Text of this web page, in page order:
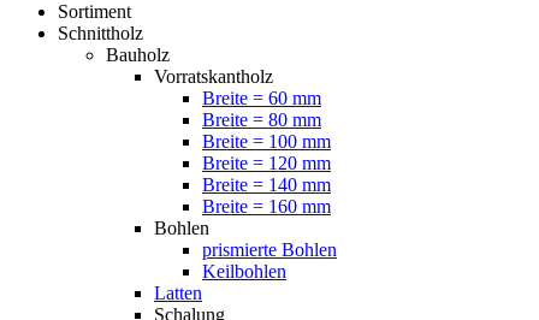
Sortiment
Schnittholz
Bauholz
Vorratskantholz
Breite = 60 mm
Breite = 80 mm
Breite = 100 mm
Breite = 120 mm
Breite = 140 mm
Breite = 160 mm
Bohlen
prismierte Bohlen
Keilbohlen
Latten
Schalung